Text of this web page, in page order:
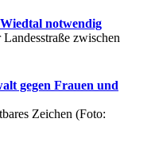
notwendig
zwischen
gegen Frauen und
Zeichen (Foto: